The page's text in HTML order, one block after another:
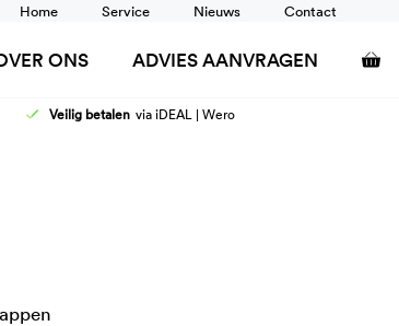
Home Service Nieuws Contact
ONS ADVIES AANVRAGEN
Veilig betalen via iDEAL | Wero